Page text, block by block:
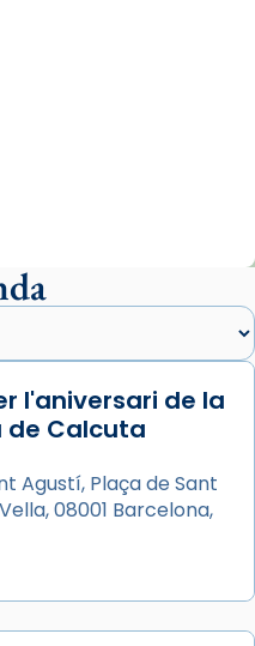
la missa de Les
l'aniversari de la
de Calcuta
Agustí, Plaça de Sant
08001 Barcelona,